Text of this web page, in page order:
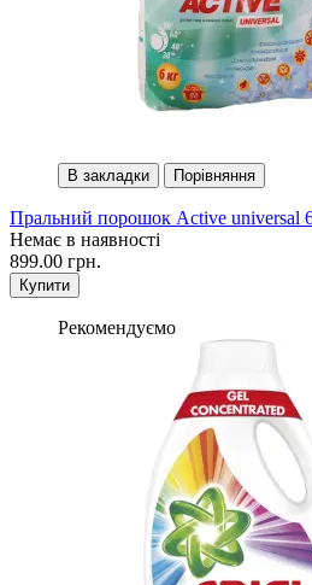
В закладки Порівняння
Пральний порошок Active universal
Немає в наявності
899.00 грн.
Купити
Рекомендуємо